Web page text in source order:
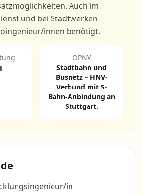
Auch im
und bei Stadtwerken
innen benötigt.
ÖPNV
Stadtbahn und
Busnetz – HNV-
Verbund mit S-
Bahn-Anbindung an
Stuttgart.
in